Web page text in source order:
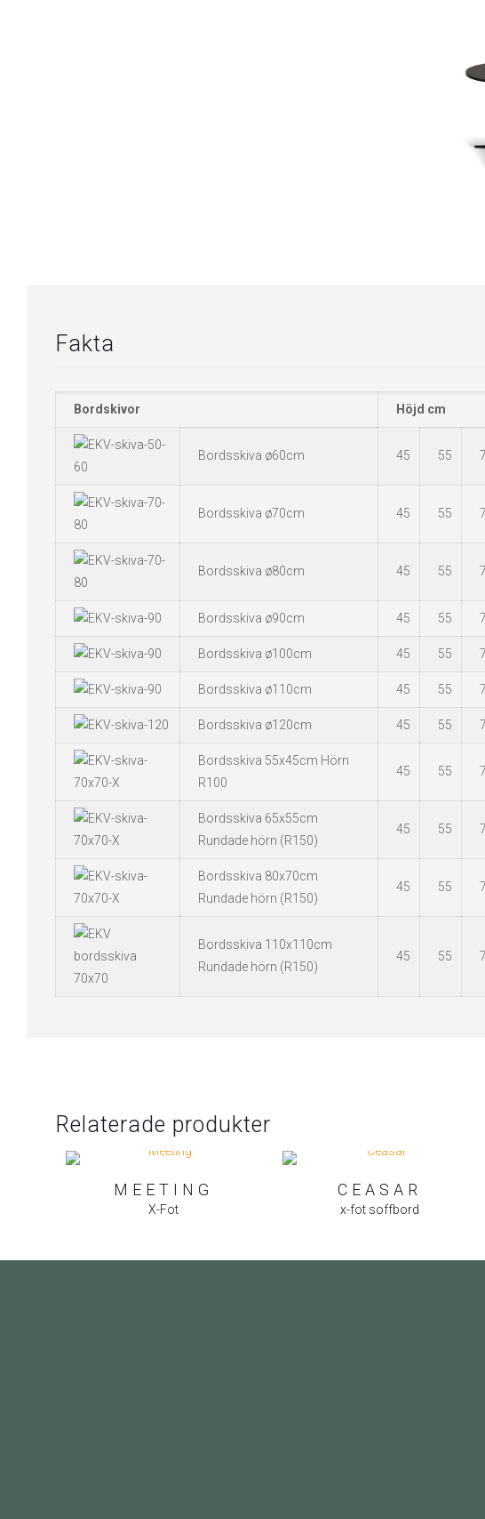
Fakta
Bordskivor Höjd cm
Bordsskiva ø60cm 45 55
Bordsskiva ø70cm 45 55
Bordsskiva ø80cm 45 55
Bordsskiva ø90cm 45 55
Bordsskiva ø100cm 45 55
Bordsskiva ø110cm 45 55
Bordsskiva ø120cm 45 55
Bordsskiva 55x45cm Hörn
R100
45 55
Bordsskiva 65x55cm
Rundade hörn (R150)
45 55
Bordsskiva 80x70cm
Rundade hörn (R150)
45 55
Bordsskiva 110x110cm
Rundade hörn (R150)
45 55
Relaterade produkter
MEETING
X-Fot
CEASAR
x-fot soffbord